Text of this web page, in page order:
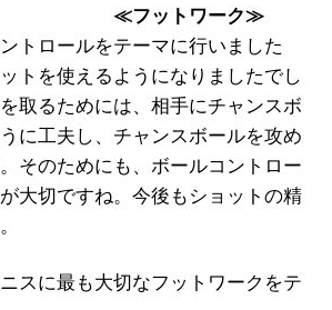
≪フットワーク≫
トロールをテーマに行いました
トを使えるようになりましたでし
取るためには、相手にチャンスボ
に工夫し、チャンスボールを攻め
そのためにも、ボールコントロー
大切ですね。今後もショットの精
スに最も大切なフットワークをテ